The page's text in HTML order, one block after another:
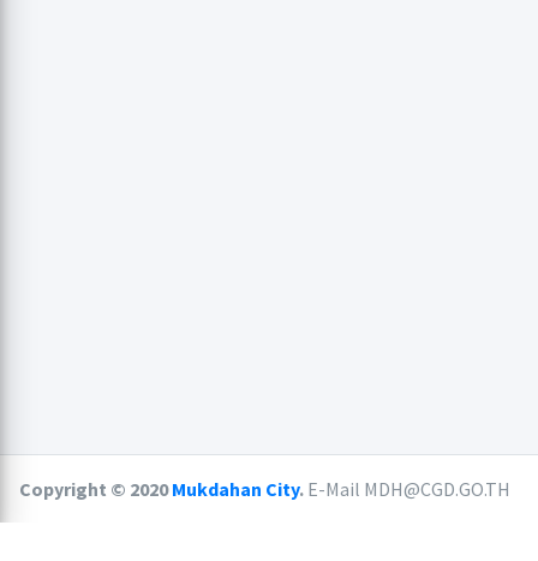
Copyright © 2020Mukdahan City. E-Mail MDH@CGD.GO.TH